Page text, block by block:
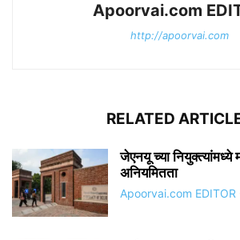
Apoorvai.com
http://apoorvai.com
RELATED
जेएनयू च्या नियुक्त्यांमध्ये
अनियमितता
Apoorvai.com EDITOR